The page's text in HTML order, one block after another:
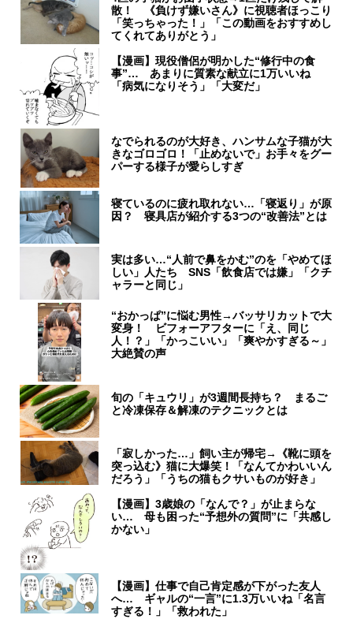
散！ 《負けず嫌いさん》に視聴者ほっこり
「笑っちゃった！」「この動画をおすすめし
てくれてありがとう」
【漫画】現役僧侶が明かした“修行中の食
事”… あまりに質素な献立に1万いいね
「病気になりそう」「大変だ」
なでられるのが大好き、ハンサムな子猫が大
きなゴロゴロ！「止めないで」お手々をグー
パーする様子が愛らしすぎ
寝ているのに疲れ取れない…「寝返り」が原
因？ 寝具店が紹介する3つの“改善法”とは
実は多い…“人前で鼻をかむ”のを「やめてほ
しい」人たち SNS「飲食店では嫌」「クチ
ャラーと同じ」
“おかっぱ”に悩む男性→バッサリカットで大
変身！ ビフォーアフターに「え、同じ
人！？」「かっこいい」「爽やかすぎる～」
大絶賛の声
旬の「キュウリ」が3週間長持ち？ まるご
と冷凍保存＆解凍のテクニックとは
「寂しかった…」飼い主が帰宅→《靴に頭を
突っ込む》猫に大爆笑！「なんてかわいいん
だろう」「うちの猫もクサいものが好き」
【漫画】3歳娘の「なんで？」が止まらな
い… 母も困った“予想外の質問”に「共感し
かない」
【漫画】仕事で自己肯定感が下がった友人
へ… ギャルの“一言”に1.3万いいね「名言
すぎる！」「救われた」